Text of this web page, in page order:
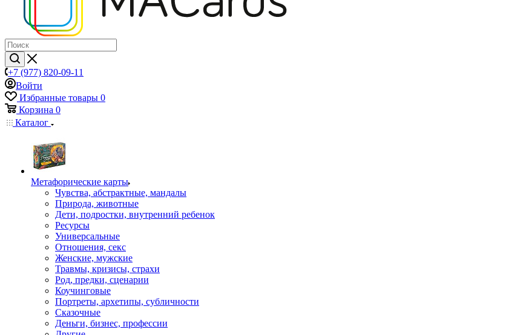
+7 (977) 820-09-11
Войти
Избранные товары 0
Корзина 0
Каталог
Mетафорические карты
Чувства, абстрактные, мандалы
Природа, животные
Дети, подростки, внутренний ребенок
Ресурсы
Универсальные
Отношения, секс
Женские, мужские
Травмы, кризисы, страхи
Род, предки, сценарии
Коучинговые
Портреты, архетипы, субличности
Сказочные
Деньги, бизнес, профессии